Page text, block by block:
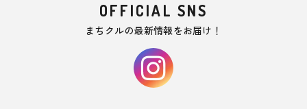
OFFICIAL SNS
まちクルの最新情報をお届け！